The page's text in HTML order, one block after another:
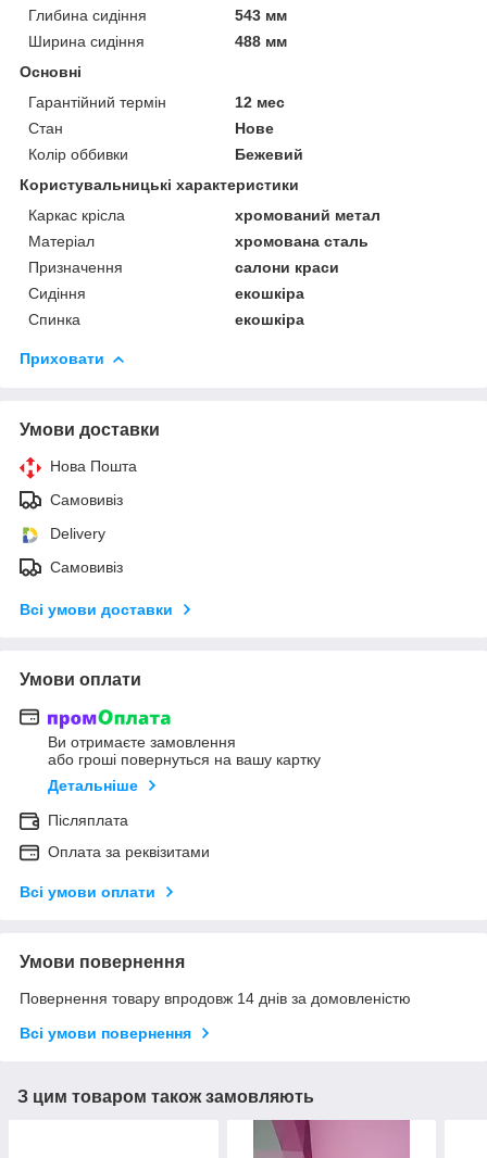
Глибина сидіння
543 мм
Ширина сидіння
488 мм
Основні
Гарантійний термін
12 мес
Стан
Нове
Колір оббивки
Бежевий
Користувальницькі характеристики
Каркас крісла
хромований метал
Матеріал
хромована сталь
Призначення
салони краси
Сидіння
екошкіра
Спинка
екошкіра
Приховати
Умови доставки
Нова Пошта
Самовивіз
Delivery
Самовивіз
Всі умови доставки
Умови оплати
Ви отримаєте замовлення
або гроші повернуться на вашу картку
Детальніше
Післяплата
Оплата за реквізитами
Всі умови оплати
Умови повернення
Повернення товару впродовж 14 днів за домовленістю
Всі умови повернення
З цим товаром також замовляють